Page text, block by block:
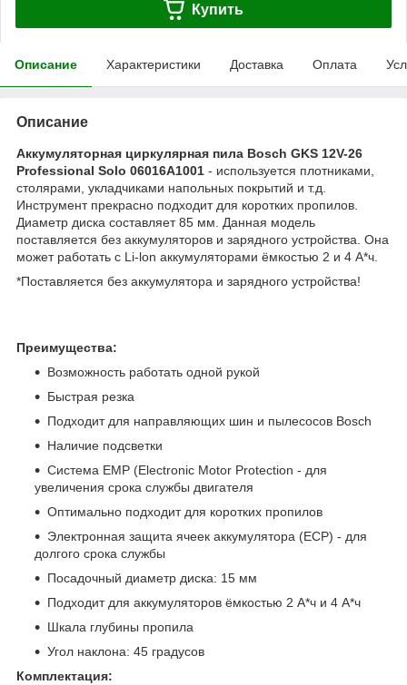
Купить
Описание Характеристики Доставка Оплата
Описание
Аккумуляторная циркулярная пила Bosch GKS 12V-26
Professional Solo 06016A1001 - используется плотниками,
столярами, укладчиками напольных покрытий и т.д.
Инструмент прекрасно подходит для коротких пропилов.
Диаметр диска составляет 85 мм. Данная модель
поставляется без аккумуляторов и зарядного устройства. Она
может работать с Li-lon аккумуляторами ёмкостью 2 и 4 А*ч.
*Поставляется без аккумулятора и зарядного устройства!
Преимущества:
Возможность работать одной рукой
Быстрая резка
Подходит для направляющих шин и пылесосов Bosch
Наличие подсветки
Система EMP (Electronic Motor Protection - для
увеличения срока службы двигателя
Оптимально подходит для коротких пропилов
Электронная защита ячеек аккумулятора (ECP) - для
долгого срока службы
Посадочный диаметр диска: 15 мм
Подходит для аккумуляторов ёмкостью 2 А*ч и 4 А*ч
Шкала глубины пропила
Угол наклона: 45 градусов
Комплектация: